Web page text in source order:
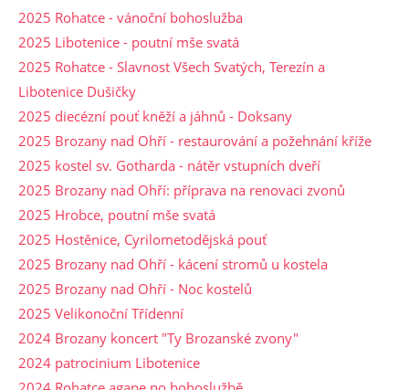
2025 Rohatce - vánoční bohoslužba
2025 Libotenice - poutní mše svatá
2025 Rohatce - Slavnost Všech Svatých, Terezín a
Libotenice Dušičky
2025 diecézní pouť kněží a jáhnů - Doksany
2025 Brozany nad Ohří - restaurování a požehnání kříže
2025 kostel sv. Gotharda - nátěr vstupních dveří
2025 Brozany nad Ohří: příprava na renovaci zvonů
2025 Hrobce, poutní mše svatá
2025 Hostěnice, Cyrilometodějská pouť
2025 Brozany nad Ohří - kácení stromů u kostela
2025 Brozany nad Ohří - Noc kostelů
2025 Velikonoční Třídenní
2024 Brozany koncert "Ty Brozanské zvony"
2024 patrocinium Libotenice